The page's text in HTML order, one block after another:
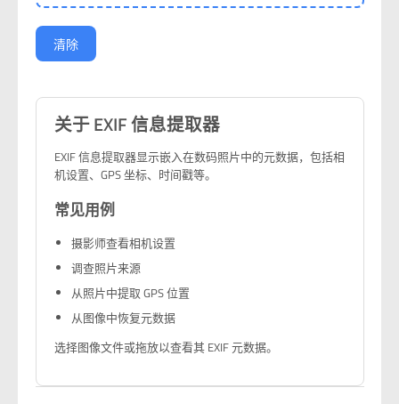
清除
关于 EXIF 信息提取器
EXIF 信息提取器显示嵌入在数码照片中的元数据，包括相
机设置、GPS 坐标、时间戳等。
常见用例
摄影师查看相机设置
调查照片来源
从照片中提取 GPS 位置
从图像中恢复元数据
选择图像文件或拖放以查看其 EXIF 元数据。